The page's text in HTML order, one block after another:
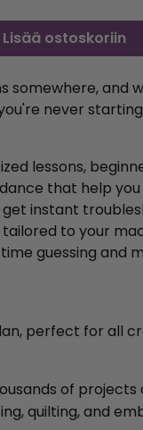
Lisää ostoskoriin
somewhere, and
never
lessons,
that help
get instant
to your
guessing and
perfect for all
of projects
quilting, and